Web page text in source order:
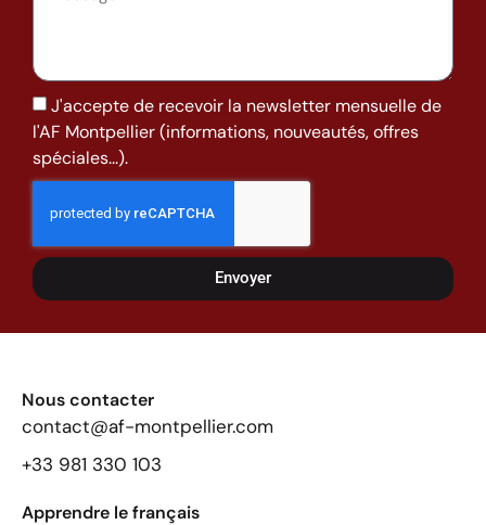
J'accepte de recevoir la newsletter mensuelle de
l'AF Montpellier (informations, nouveautés, offres
spéciales...).
Envoyer
Nous contacter
contact@af-montpellier.com
+33 981 330 103
Apprendre le français